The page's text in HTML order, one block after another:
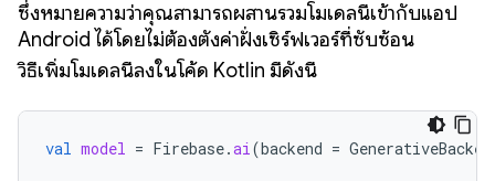
ซึ่งหมายความว่าคุณสามารถผสานรวมโมเดลนี้เข้ากับแอป
Android ได้โดยไม่ต้องตั้งค่าฝั่งเซิร์ฟเวอร์ที่ซับซ้อน
วิธีเพิ่มโมเดลนี้ลงในโค้ด Kotlin มีดังนี้
val model = Firebase.ai(backend =